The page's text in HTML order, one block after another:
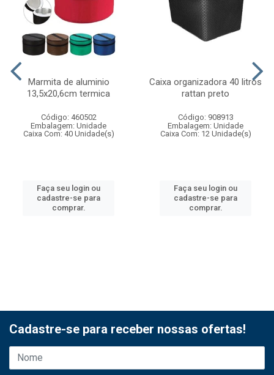
Marmita de aluminio
13,5x20,6cm termica
Código: 460502
Embalagem: Unidade
Caixa Com: 40 Unidade(s)
Faça seu login ou
cadastre-se para
comprar.
Caixa organizadora 40 litros
rattan preto
Código: 908913
Embalagem: Unidade
Caixa Com: 12 Unidade(s)
Faça seu login ou
cadastre-se para
comprar.
Cadastre-se para receber nossas ofertas!